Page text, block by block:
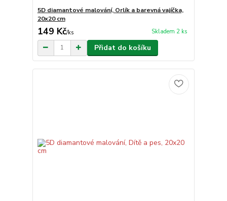
5D diamantové malování, Orlík a barevná vajíčka,
20x20 cm
149 Kč/ks Skladem 2 ks
Přidat do košíku